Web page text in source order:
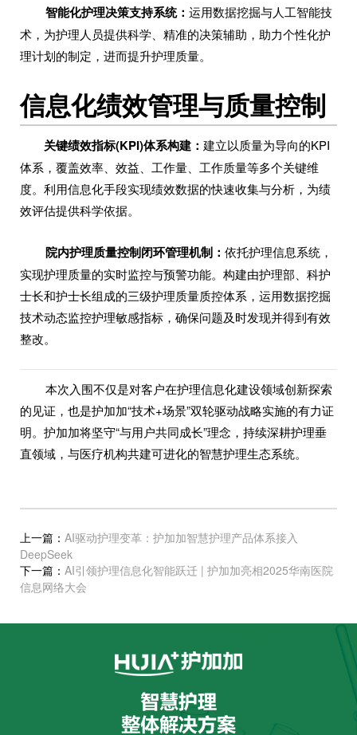
智能化护理决策支持系统： 运用数据挖掘与人工智能技
术，为护理人员提供科学、精准的决策辅助，助力个性化护
理计划的制定，进而提升护理质量。
信息化绩效管理与质量控制
关键绩效指标(KPI)体系构建： 建立以质量为导向的KPI
体系，覆盖效率、效益、工作量、工作质量等多个关键维
度。利用信息化手段实现绩效数据的快速收集与分析，为绩
效评估提供科学依据。
院内护理质量控制闭环管理机制： 依托护理信息系统，
实现护理质量的实时监控与预警功能。构建由护理部、科护
士长和护士长组成的三级护理质量质控体系，运用数据挖掘
技术动态监控护理敏感指标，确保问题及时发现并得到有效
整改。
本次入围不仅是对客户在护理信息化建设领域创新探索
的见证，也是护加加“技术+场景”双轮驱动战略实施的有力证
明。护加加将坚守“与用户共同成长”理念，持续深耕护理垂
直领域，与医疗机构共建可进化的智慧护理生态系统。
上一篇： AI驱动护理变革：护加加智慧护理产品体系接入
DeepSeek
下一篇： AI引领护理信息化智能跃迁 | 护加加亮相2025华南医院
信息网络大会